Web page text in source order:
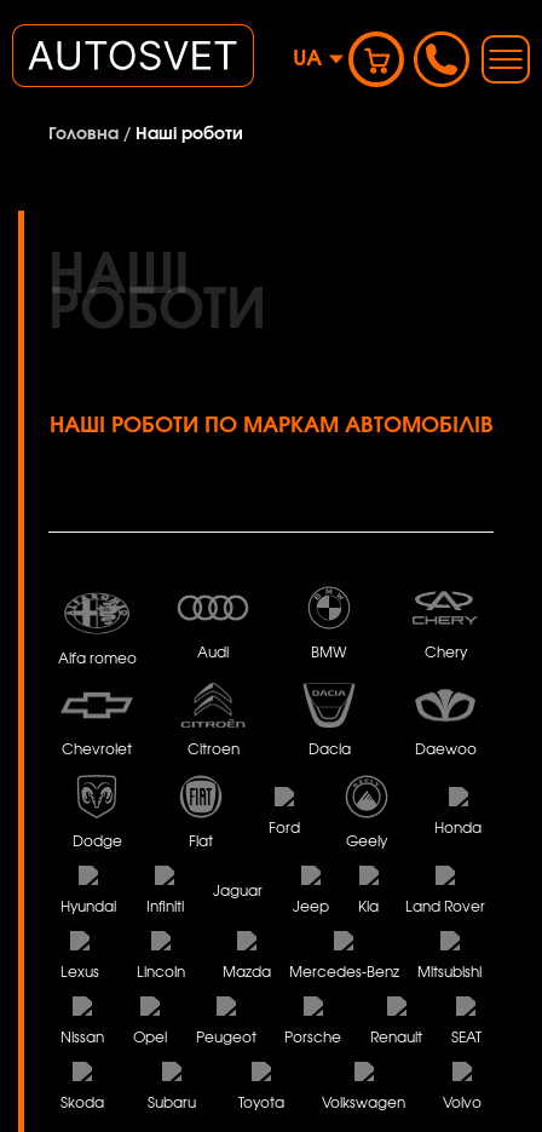
UA
Головна / Наші роботи
НАШІ
РОБОТИ
НАШІ РОБОТИ ПО МАРКАМ АВТОМОБІЛІВ
Alfa romeo Audi BMW Chery
Chevrolet Citroen Dacia Daewoo
Dodge Fiat
Ford
Geely
Honda
Hyundai Infiniti
Jaguar
Jeep
Kia Land Rover
Lexus Lincoln Mazda Mercedes-Benz Mitsubishi
Nissan Opel Peugeot Porsche Renault SEAT
Skoda Subaru Toyota Volkswagen Volvo